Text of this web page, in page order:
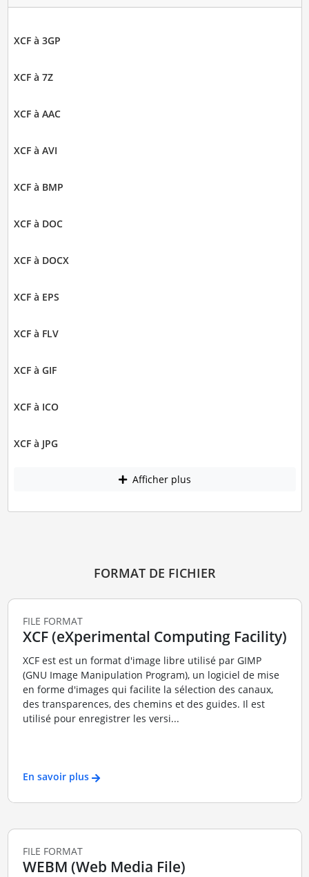
XCF à 3GP
XCF à 7Z
XCF à AAC
XCF à AVI
XCF à BMP
XCF à DOC
XCF à DOCX
XCF à EPS
XCF à FLV
XCF à GIF
XCF à ICO
XCF à JPG
Afficher plus
FORMAT DE FICHIER
FILE FORMAT
XCF (eXperimental Computing Facility)
XCF est est un format d'image libre utilisé par GIMP
(GNU Image Manipulation Program), un logiciel de mise
en forme d'images qui facilite la sélection des canaux,
des transparences, des chemins et des guides. Il est
utilisé pour enregistrer les versi...
En savoir plus
FILE FORMAT
WEBM (Web Media File)